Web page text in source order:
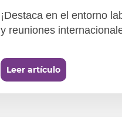
¡Destaca en el entorno
y reuniones
Leer artículo